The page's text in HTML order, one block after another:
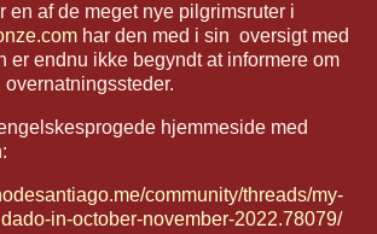
en af de meget nye pilgrimsruter i
har den med i sin oversigt med
er endnu ikke begyndt at informere om
hjemmeside med
community/threads/my-
in-october-november-2022.78079/